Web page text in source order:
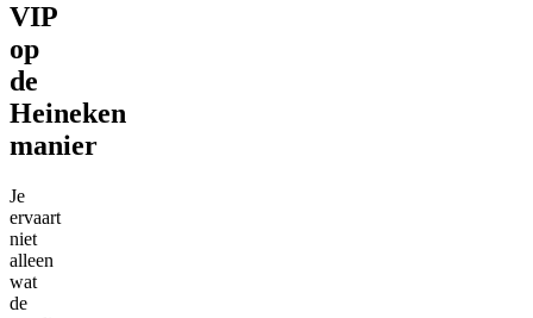
VIP
op
de
Heineken
manier
Je
ervaart
niet
alleen
wat
de